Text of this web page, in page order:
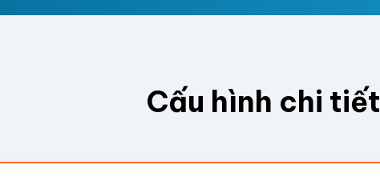
Cấu hình chi tiết